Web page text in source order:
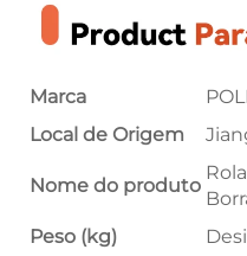
Marca
Local de Origem
Nome do produto
Peso (kg)